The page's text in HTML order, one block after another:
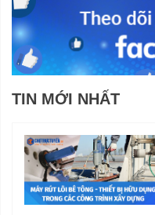
TIN MỚI NHẤT